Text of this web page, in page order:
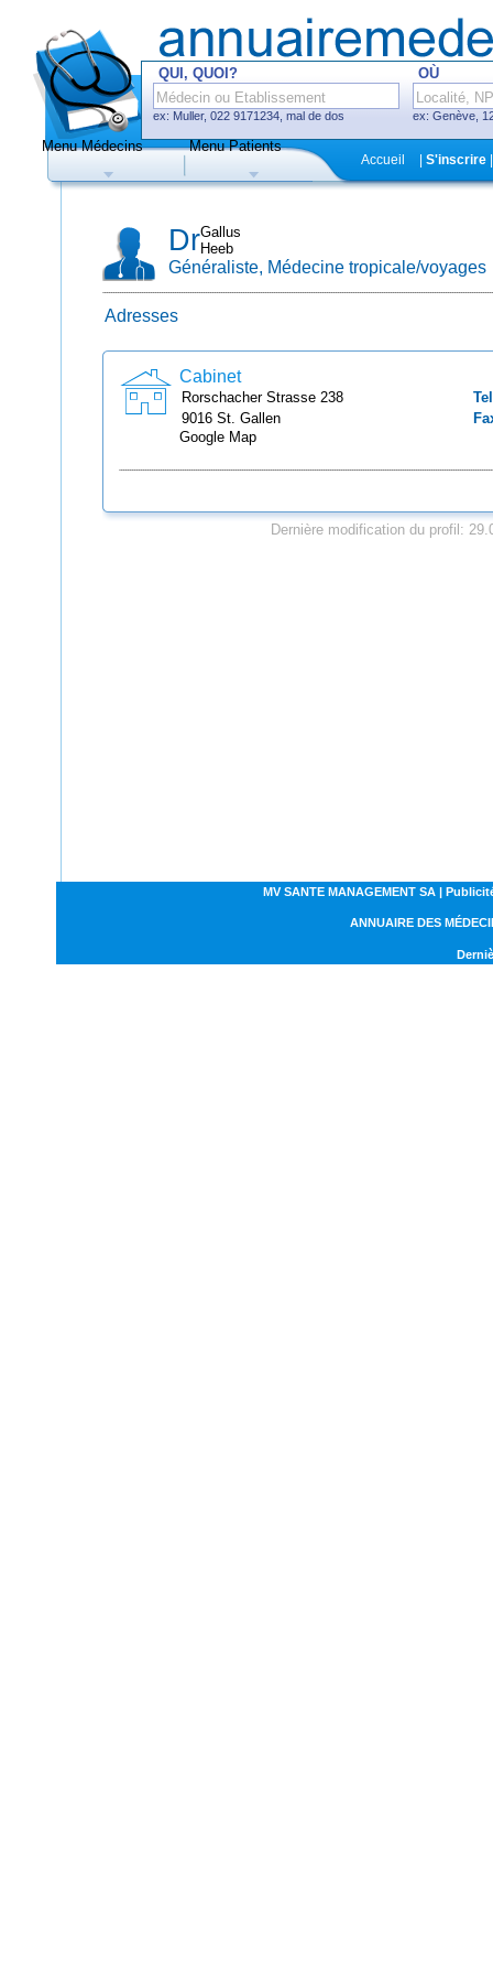
QUI, QUOI?
ex: Muller, 022 9171234, mal de dos
OÙ
ex: Genève,
Hôpitaux, cliniques
de prise de rendez-vous en ligne
Menu Médecins Menu Patients
Accueil S'inscrire|
DrGallus
Heeb
Généraliste, Médecine tropicale/voyages
Adresses
Cabinet
Rorschacher Strasse 238
9016 St. Gallen
Google Map
Dernière modification du profil:
MV SANTE MANAGEMENT SA |
ANNUAIRE DES